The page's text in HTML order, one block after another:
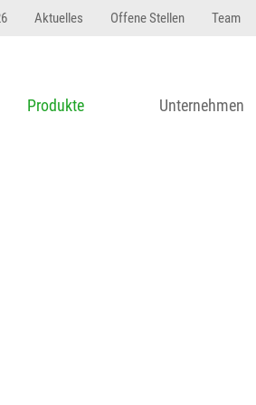
Aktuelles Offene Stellen Team
Produkte Unternehmen
34" string(62) "Test 12